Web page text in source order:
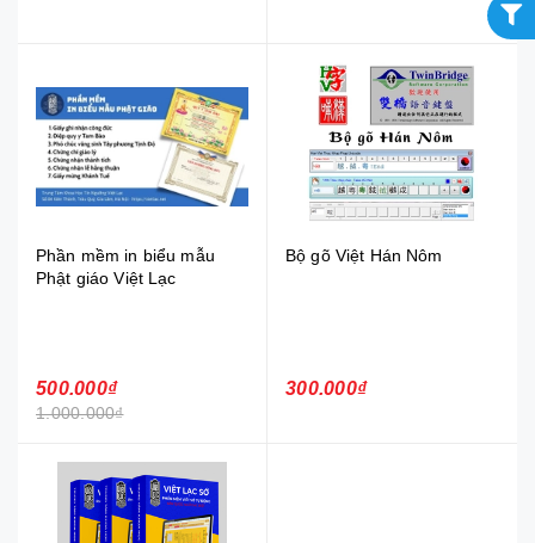
Phần mềm in biểu mẫu
Phật giáo Việt Lạc
500.000₫
1.000.000₫
Bộ gõ Việt Hán Nôm
300.000₫